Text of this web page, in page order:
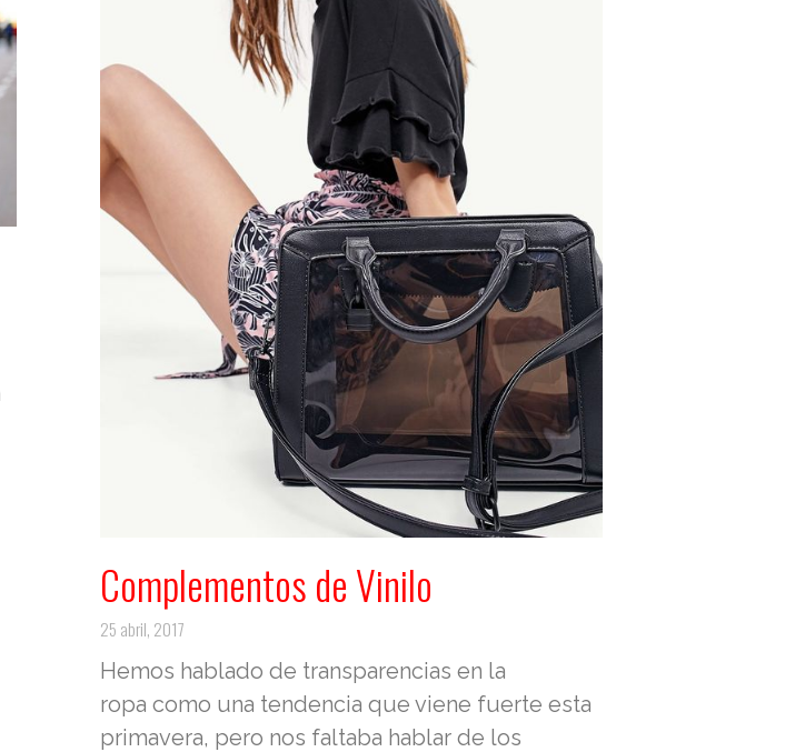
Complementos de Vinilo
25 abril, 2017
Hemos hablado de transparencias en la
ropa como una tendencia que viene fuerte esta
primavera, pero nos faltaba hablar de los